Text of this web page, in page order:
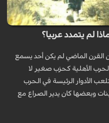
لم يتمدد عربيا؟
القرن الماضي لم يكن أحد يسمع
الأهلية كحزب صغير لا
الأدوار الرئيسة في الحرب
وبعضها كان يدير الصراع مع